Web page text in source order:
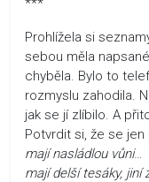
***
Prohlížela si
sebou měla
chyběla. Bylo to
rozmyslu zahodila.
jak se jí zlíbilo. A
Potvrdit si, že se
mají nasládlou vůni…
mají delší tesáky, jiní